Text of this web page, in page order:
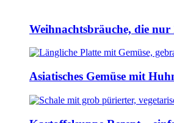
Weihnachtsbräuche, die
Asiatisches Gemüse mit